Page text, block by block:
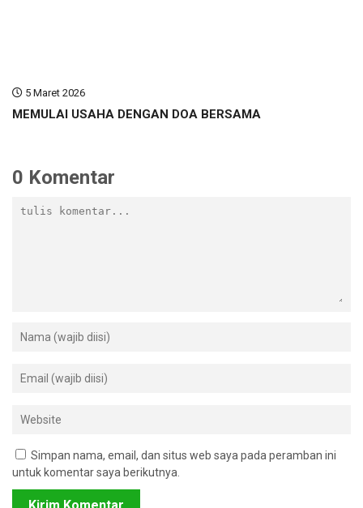
5 Maret 2026
MEMULAI USAHA DENGAN DOA BERSAMA
0 Komentar
Simpan nama, email, dan situs web saya pada peramban ini
untuk komentar saya berikutnya.